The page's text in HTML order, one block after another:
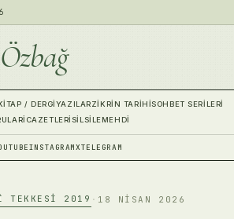
Özbağ
/ DERGIYAZILARZIKRIN TARIHISOHBET SERILERI
İCAZETLERISILSILEMEHDI
INSTAGRAMXTELEGRAM
TEKKESI 2019 · 18 NISAN 2026